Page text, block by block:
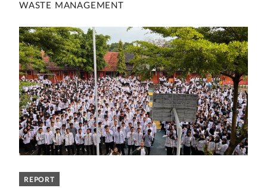
WASTE MANAGEMENT
REPORT